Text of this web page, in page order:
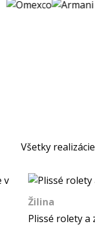
Všetky realizácie
Žilina
Plissé rolety a